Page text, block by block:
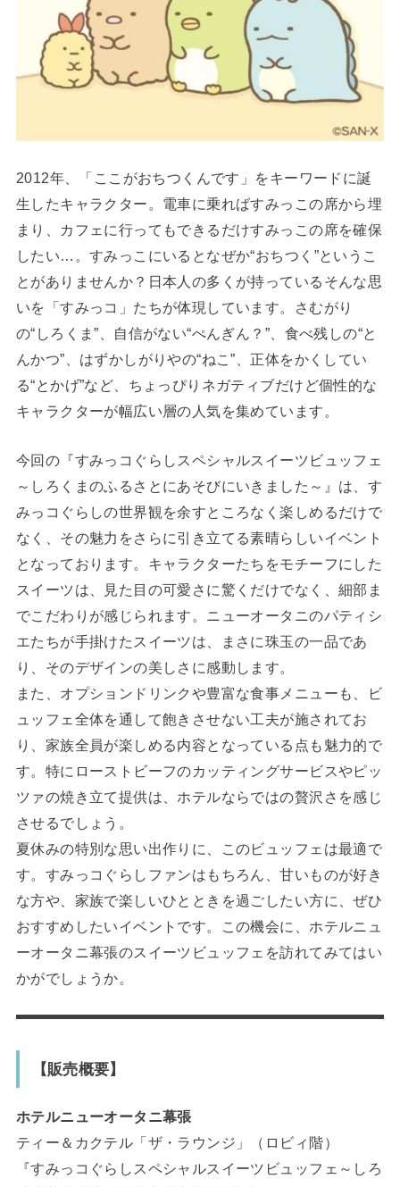
2012年、「ここがおちつくんです」をキーワードに誕
生したキャラクター。電車に乗ればすみっこの席から埋
まり、カフェに行ってもできるだけすみっこの席を確保
したい…。すみっこにいるとなぜか“おちつく”というこ
とがありませんか？日本人の多くが持っているそんな思
いを「すみっコ」たちが体現しています。さむがり
の“しろくま”、自信がない“ぺんぎん？”、食べ残しの“と
んかつ”、はずかしがりやの“ねこ”、正体をかくしてい
る“とかげ”など、ちょっぴりネガティブだけど個性的な
キャラクターが幅広い層の人気を集めています。
今回の『すみっコぐらしスペシャルスイーツビュッフェ
～しろくまのふるさとにあそびにいきました～』は、す
みっコぐらしの世界観を余すところなく楽しめるだけで
なく、その魅力をさらに引き立てる素晴らしいイベント
となっております。キャラクターたちをモチーフにした
スイーツは、見た目の可愛さに驚くだけでなく、細部ま
でこだわりが感じられます。ニューオータニのパティシ
エたちが手掛けたスイーツは、まさに珠玉の一品であ
り、そのデザインの美しさに感動します。
また、オプションドリンクや豊富な食事メニューも、ビ
ュッフェ全体を通して飽きさせない工夫が施されてお
り、家族全員が楽しめる内容となっている点も魅力的で
す。特にローストビーフのカッティングサービスやピッ
ツァの焼き立て提供は、ホテルならではの贅沢さを感じ
させるでしょう。
夏休みの特別な思い出作りに、このビュッフェは最適で
す。すみっコぐらしファンはもちろん、甘いものが好き
な方や、家族で楽しいひとときを過ごしたい方に、ぜひ
おすすめしたいイベントです。この機会に、ホテルニュ
ーオータニ幕張のスイーツビュッフェを訪れてみてはい
かがでしょうか。
【販売概要】
ホテルニューオータニ幕張
ティー＆カクテル「ザ・ラウンジ」（ロビィ階）
『すみっコぐらしスペシャルスイーツビュッフェ～しろ